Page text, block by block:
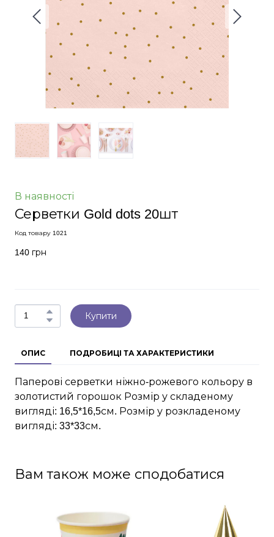
В наявності
Серветки Gold dots 20шт
Код товару 1021
140 грн
Купити
ОПИС ПОДРОБИЦІ ТА ХАРАКТЕРИСТИКИ
Паперові серветки ніжно-рожевого кольору в
золотистий горошок Розмір у складеному
вигляді: 16,5*16,5см. Розмір у розкладеному
вигляді: 33*33см.
Вам також може сподобатися